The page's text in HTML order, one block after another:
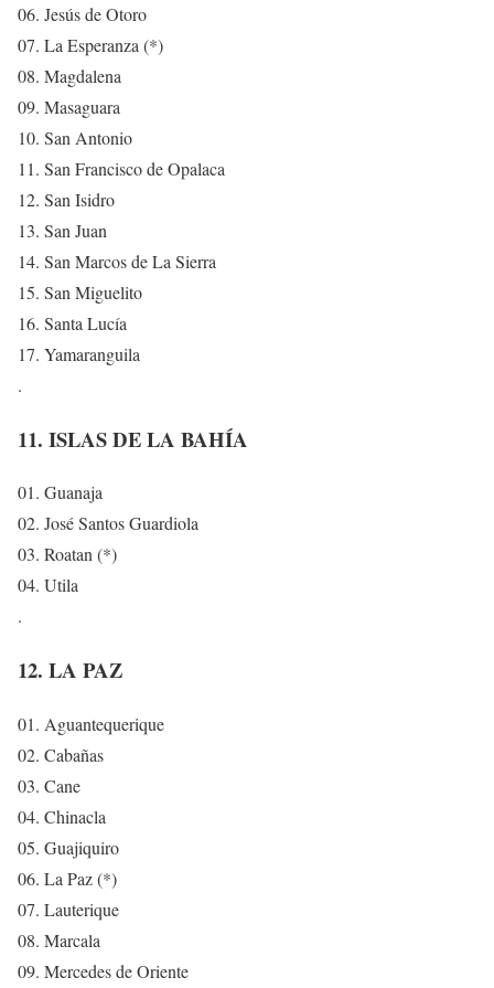
06. Jesús de Otoro
07. La Esperanza (*)
08. Magdalena
09. Masaguara
10. San Antonio
11. San Francisco de Opalaca
12. San Isidro
13. San Juan
14. San Marcos de La Sierra
15. San Miguelito
16. Santa Lucía
17. Yamaranguila
.
11. ISLAS DE LA BAHÍA
01. Guanaja
02. José Santos Guardiola
03. Roatan (*)
04. Utila
.
12. LA PAZ
01. Aguantequerique
02. Cabañas
03. Cane
04. Chinacla
05. Guajiquiro
06. La Paz (*)
07. Lauterique
08. Marcala
09. Mercedes de Oriente